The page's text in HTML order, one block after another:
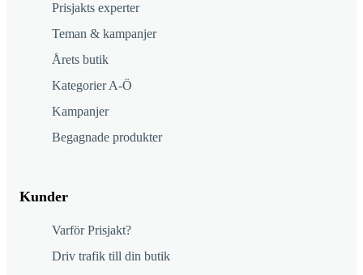
Prisjakts experter
Teman & kampanjer
Årets butik
Kategorier A-Ö
Kampanjer
Begagnade produkter
Kunder
Varför Prisjakt?
Driv trafik till din butik